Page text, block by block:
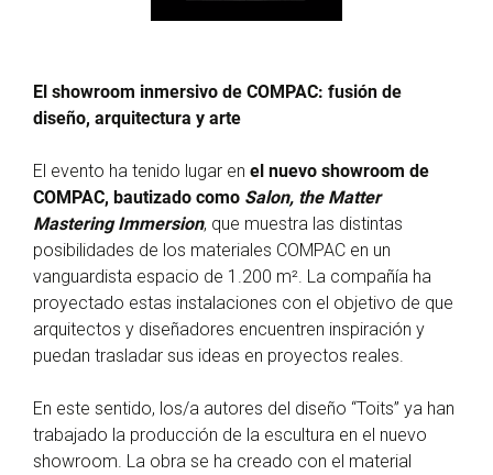
El showroom inmersivo de COMPAC: fusión de
diseño, arquitectura y arte
El evento ha tenido lugar en el nuevo showroom de
COMPAC, bautizado como Salon, the Matter
Mastering Immersion, que muestra las distintas
posibilidades de los materiales COMPAC en un
vanguardista espacio de 1.200 m². La compañía ha
proyectado estas instalaciones con el objetivo de que
arquitectos y diseñadores encuentren inspiración y
puedan trasladar sus ideas en proyectos reales.
En este sentido, los/a autores del diseño “Toits” ya han
trabajado la producción de la escultura en el nuevo
showroom. La obra se ha creado con el material